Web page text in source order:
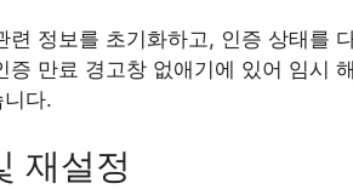
련 정보를 초기화하고, 인증 상태를
증 만료 경고창 없애기에 있어 임시
다.
재설정